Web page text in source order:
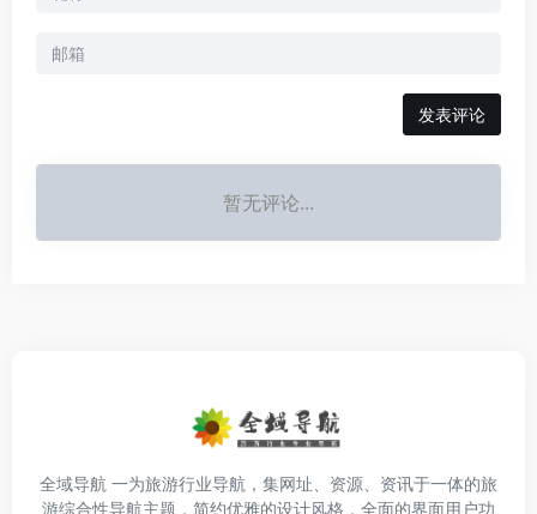
发表评论
暂无评论...
全域导航 一为旅游行业导航，集网址、资源、资讯于一体的旅
游综合性导航主题，简约优雅的设计风格，全面的界面用户功